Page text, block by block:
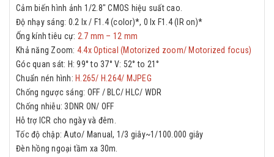
Cảm biến hình ảnh 1/2.8" CMOS hiệu suất cao.
Độ nhạy sáng: 0.2 lx / F1.4 (color)*, 0 lx F1.4 (IR on)*
Ống kính tiêu cự: 2.7 mm – 12 mm
Khả năng Zoom: 4.4x Optical (Motorized zoom/ Motorized focus)
Góc quan sát: H: 99° to 37° V: 52° to 21°
Chuẩn nén hình: H.265/ H.264/ MJPEG
Chống ngược sáng: OFF / BLC/ HLC/ WDR
Chống nhiễu: 3DNR ON/ OFF
Hỗ trợ ICR cho ngày và đêm.
Tốc độ chập: Auto/ Manual, 1/3 giây~1/100.000 giây
Đèn hồng ngoại tầm xa 30m.